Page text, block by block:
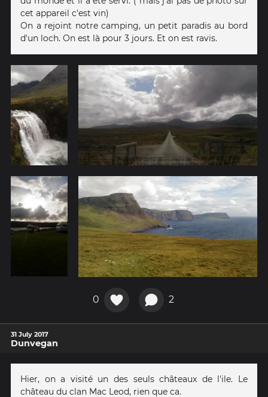
cet appareil c'est vin)
On a rejoint notre camping, un petit paradis au bord
d'un loch. On est là pour 3 jours. Et on est ravis.
0 2
31 July 2017
Dunvegan
Hier, on a visité un des seuls châteaux de l'ile. Le
château du clan Mac Leod, rien que ca.